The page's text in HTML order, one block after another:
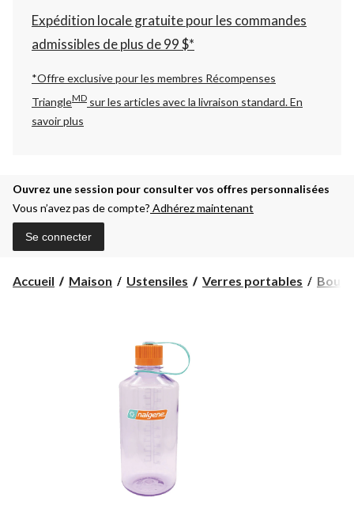
changer
Expédition locale gratuite pour les commandes
admissibles de plus de 99 $*
*Offre exclusive pour les membres Récompenses
TriangleMD sur les articles avec la livraison standard.En
savoir plus
Ouvrez une session pour consulter vos offres personnalisées
Vous n’avez pas de compte? Adhérez maintenant
Se connecter
Accueil Maison Ustensiles Verres portables